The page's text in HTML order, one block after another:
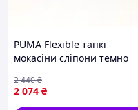
PUMA Flexible тапкі
мокасіни сліпони темно
2 074 ₴
2 440₴